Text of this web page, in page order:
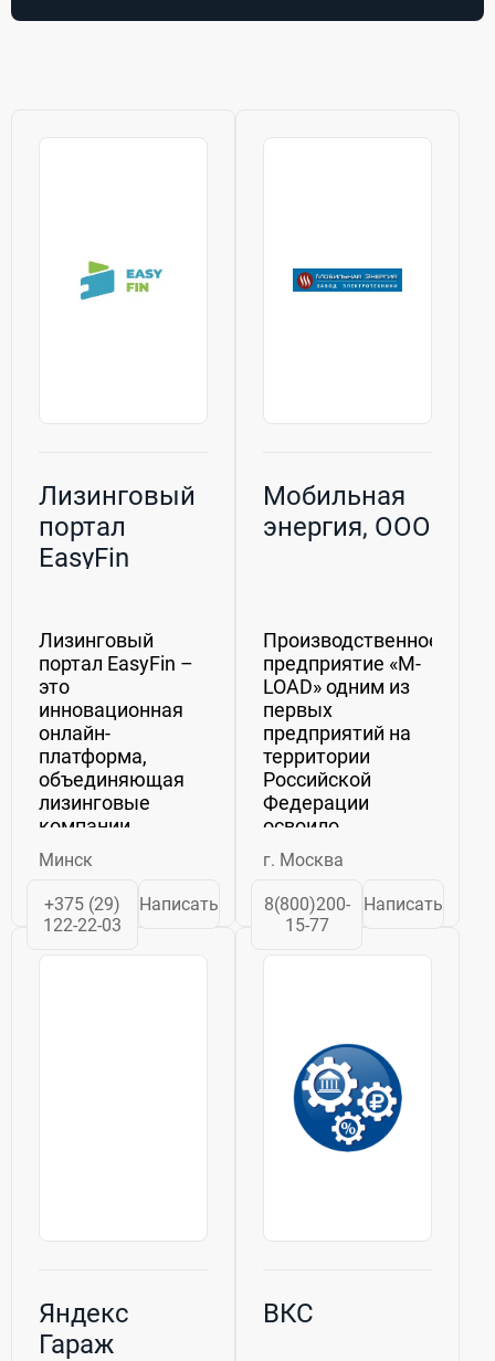
Лизинговый
портал
EasyFin
Лизинговый
портал EasyFin –
это
инновационная
онлайн-
платформа,
объединяющая
лизинговые
компании,
поставщиков
оборудования и
клиентов в
едином
пространстве.
Минск
+375 (29)
122-22-03
Написать
Мобильная
энергия, ООО
Производственное
предприятие «M-
LOAD» одним из
первых
предприятий на
территории
Российской
Федерации
освоило
разработку,
производство и
внедрение в
промышленность
модулей в
решения
различных задач
промышленной...
г. Москва
8(800)200-
15-77
Написать
Яндекс
Гараж
ВКС